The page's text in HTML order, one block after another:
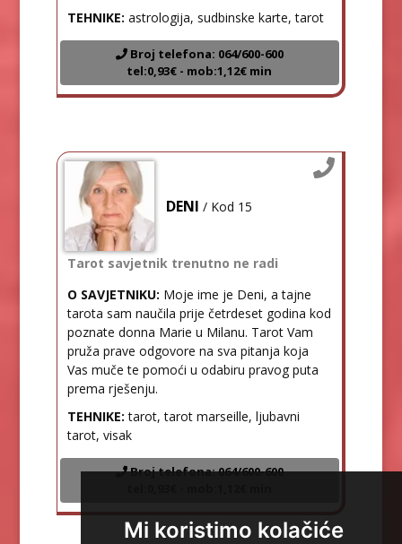
Mi koristimo kolačiće
TEHNIKE: astrologija, sudbinske karte, tarot
Broj telefona: 064/600-600
tel:0,93€ - mob:1,12€ min
DENI / Kod 15
Tarot savjetnik trenutno ne radi
O SAVJETNIKU: Moje ime je Deni, a tajne
tarota sam naučila prije četrdeset godina kod
poznate donna Marie u Milanu. Tarot Vam
pruža prave odgovore na sva pitanja koja
Vas muče te pomoći u odabiru pravog puta
prema rješenju.
TEHNIKE: tarot, tarot marseille, ljubavni
tarot, visak
Broj telefona: 064/600-600